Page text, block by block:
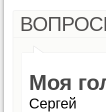
Моя
Сергей